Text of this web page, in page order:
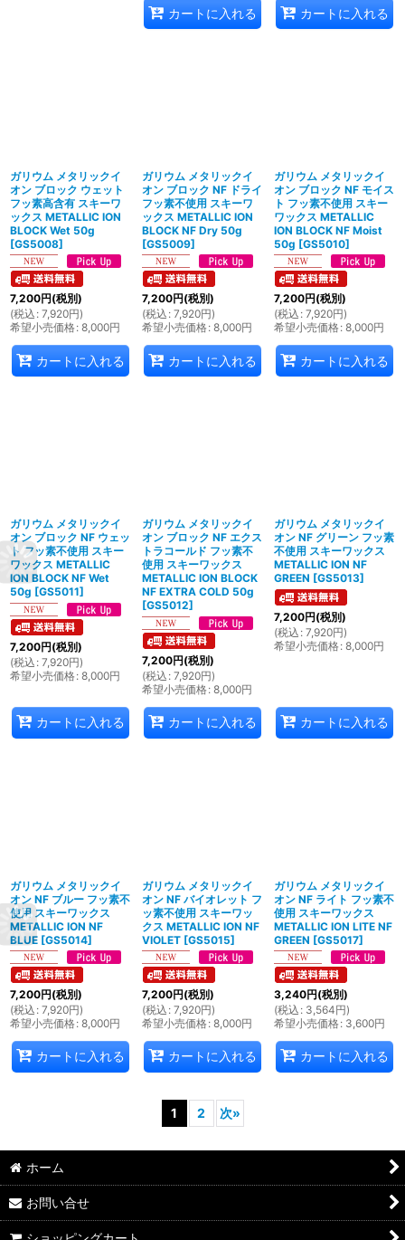
カートに入れる カートに入れる
ガリウム メタリックイ
オン ブロック ウェット
フッ素高含有 スキーワ
ックス METALLIC ION
BLOCK Wet 50g
[GS5008]
7,200円(税別)
(税込 : 7,920円)
希望小売価格: 8,000円
カートに入れる
ガリウム メタリックイ
オン ブロック NF ドライ
フッ素不使用 スキーワ
ックス METALLIC ION
BLOCK NF Dry 50g
[GS5009]
7,200円(税別)
(税込 : 7,920円)
希望小売価格: 8,000円
カートに入れる
ガリウム メタリックイ
オン ブロック NF モイス
ト フッ素不使用 スキー
ワックス METALLIC
ION BLOCK NF Moist
50g [GS5010]
7,200円(税別)
(税込 : 7,920円)
希望小売価格: 8,000円
カートに入れる
ガリウム メタリックイ
オン ブロック NF ウェッ
ト フッ素不使用 スキー
ワックス METALLIC
ION BLOCK NF Wet
50g [GS5011]
7,200円(税別)
(税込 : 7,920円)
希望小売価格: 8,000円
カートに入れる
ガリウム メタリックイ
オン ブロック NF エクス
トラコールド フッ素不
使用 スキーワックス
METALLIC ION BLOCK
NF EXTRA COLD 50g
[GS5012]
7,200円(税別)
(税込 : 7,920円)
希望小売価格: 8,000円
カートに入れる
ガリウム メタリックイ
オン NF グリーン フッ素
不使用 スキーワックス
METALLIC ION NF
GREEN [GS5013]
7,200円(税別)
(税込 : 7,920円)
希望小売価格: 8,000円
カートに入れる
ガリウム メタリックイ
オン NF ブルー フッ素不
使用 スキーワックス
METALLIC ION NF
BLUE [GS5014]
7,200円(税別)
(税込 : 7,920円)
希望小売価格: 8,000円
カートに入れる
ガリウム メタリックイ
オン NF バイオレット フ
ッ素不使用 スキーワッ
クス METALLIC ION NF
VIOLET [GS5015]
7,200円(税別)
(税込 : 7,920円)
希望小売価格: 8,000円
カートに入れる
ガリウム メタリックイ
オン NF ライト フッ素不
使用 スキーワックス
METALLIC ION LITE NF
GREEN [GS5017]
3,240円(税別)
(税込 : 3,564円)
希望小売価格: 3,600円
カートに入れる
1 2 次»
ホーム
お問い合せ